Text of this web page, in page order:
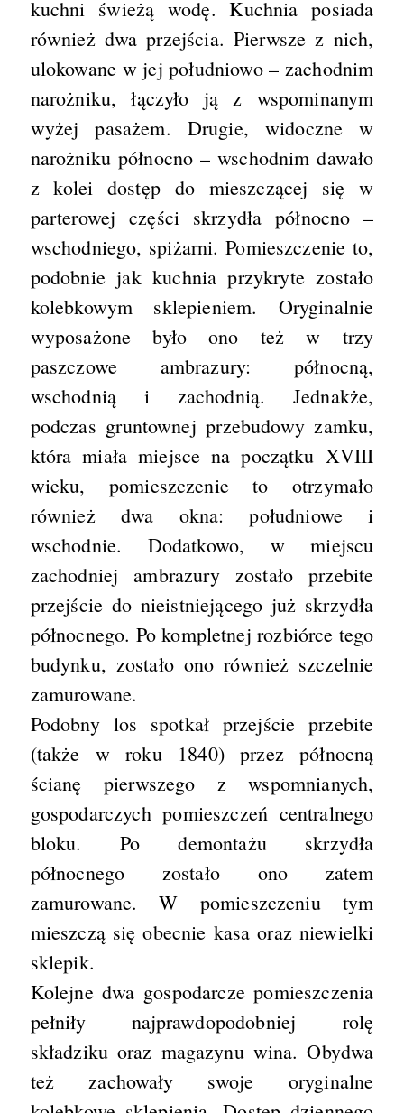
kuchni świeżą wodę. Kuchnia posiada
również dwa przejścia. Pierwsze z nich,
ulokowane w jej południowo – zachodnim
narożniku, łączyło ją z wspominanym
wyżej pasażem. Drugie, widoczne w
narożniku północno – wschodnim dawało
z kolei dostęp do mieszczącej się w
parterowej części skrzydła północno –
wschodniego, spiżarni. Pomieszczenie to,
podobnie jak kuchnia przykryte zostało
kolebkowym sklepieniem. Oryginalnie
wyposażone było ono też w trzy
paszczowe ambrazury: północną,
wschodnią i zachodnią. Jednakże,
podczas gruntownej przebudowy zamku,
która miała miejsce na początku XVIII
wieku, pomieszczenie to otrzymało
również dwa okna: południowe i
wschodnie. Dodatkowo, w miejscu
zachodniej ambrazury zostało przebite
przejście do nieistniejącego już skrzydła
północnego. Po kompletnej rozbiórce tego
budynku, zostało ono również szczelnie
zamurowane.
Podobny los spotkał przejście przebite
(także w roku 1840) przez północną
ścianę pierwszego z wspomnianych,
gospodarczych pomieszczeń centralnego
bloku. Po demontażu skrzydła
północnego zostało ono zatem
zamurowane. W pomieszczeniu tym
mieszczą się obecnie kasa oraz niewielki
sklepik.
Kolejne dwa gospodarcze pomieszczenia
pełniły najprawdopodobniej rolę
składziku oraz magazynu wina. Obydwa
też zachowały swoje oryginalne